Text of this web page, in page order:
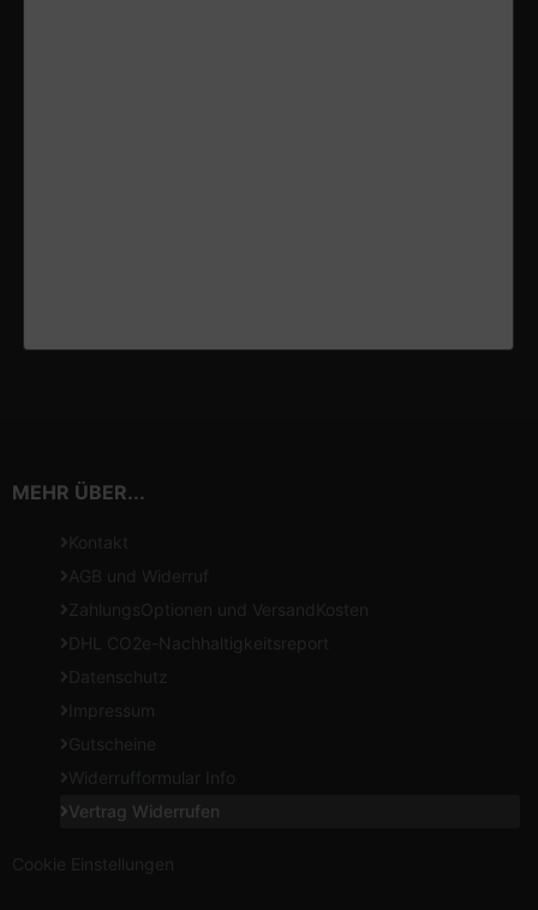
MEHR ÜBER...
Kontakt
AGB und Widerruf
ZahlungsOptionen und VersandKosten
DHL CO2e-Nachhaltigkeitsreport
Datenschutz
Impressum
Gutscheine
Widerrufformular Info
Vertrag Widerrufen
Cookie Einstellungen